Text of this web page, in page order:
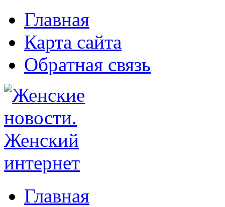
Главная
Карта сайта
Обратная связь
Главная